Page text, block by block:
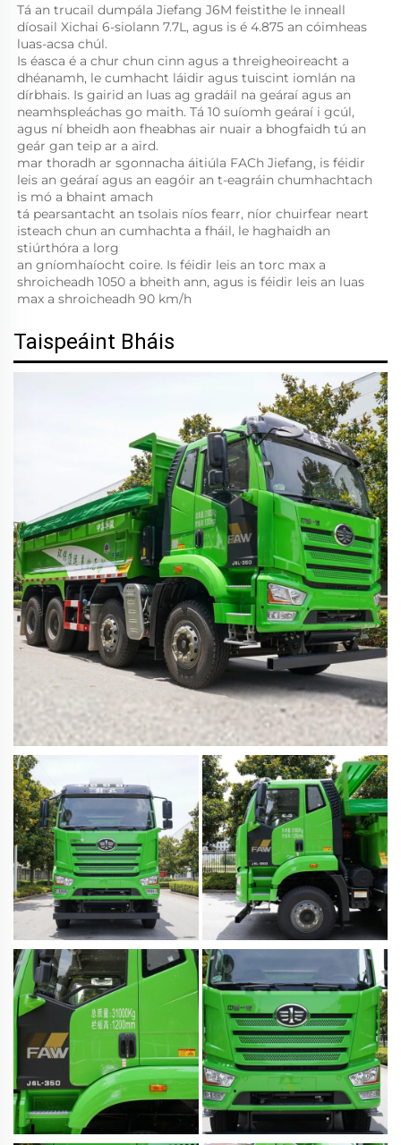
Tá an trucail dumpála Jiefang J6M feistithe le inneall
díosail Xichai 6-siolann 7.7L, agus is é 4.875 an cóimheas
luas-acsa chúl.
Is éasca é a chur chun cinn agus a threigheoireacht a
dhéanamh, le cumhacht láidir agus tuiscint iomlán na
dírbhais. Is gairid an luas ag gradáil na geáraí agus an
neamhspleáchas go maith. Tá 10 suíomh geáraí i gcúl,
agus ní bheidh aon fheabhas air nuair a bhogfaidh tú an
geár gan teip ar a aird.
mar thoradh ar sgonnacha áitiúla FACh Jiefang, is féidir
leis an geáraí agus an eagóir an t-eagráin chumhachtach
is mó a bhaint amach
tá pearsantacht an tsolais níos fearr, níor chuirfear neart
isteach chun an cumhachta a fháil, le haghaidh an
stiúrthóra a lorg
an gníomhaíocht coire. Is féidir leis an torc max a
shroicheadh 1050 a bheith ann, agus is féidir leis an luas
max a shroicheadh 90 km/h
Taispeáint Bháis